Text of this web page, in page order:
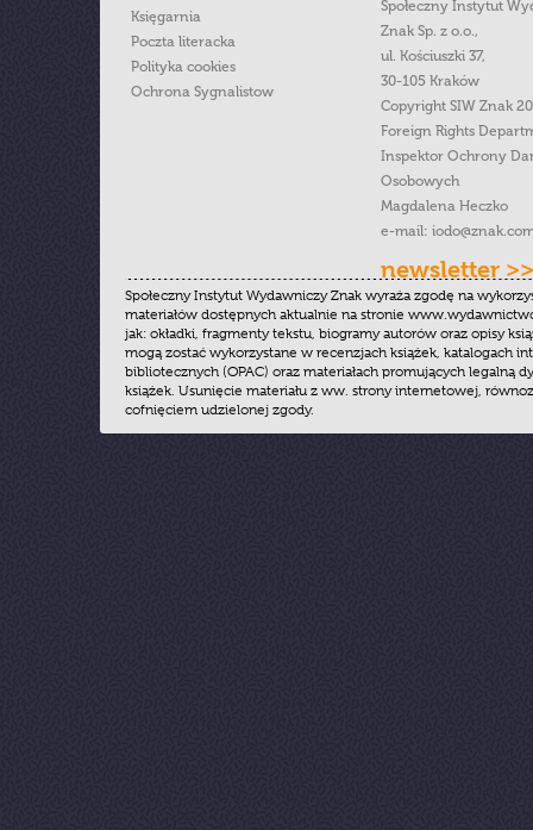
Księgarnia
Poczta literacka
Polityka cookies
Ochrona Sygnalistow
Społeczny Instytut
Znak Sp. z o.o.,
ul. Kościuszki 37,
30-105 Kraków
Copyright SIW Znak
Foreign Rights
Inspektor Ochrony
Osobowych
Magdalena Heczko
e-mail:
newsletter >>
Społeczny Instytut Wydawniczy Znak wyraża zgodę na
materiałów dostępnych aktualnie na stronie
jak: okładki, fragmenty tekstu, biogramy autorów oraz opisy
mogą zostać wykorzystane w recenzjach książek, katalogach
bibliotecznych (OPAC) oraz materiałach promujących legalną
książek. Usunięcie materiału z ww. strony internetowej,
cofnięciem udzielonej zgody.